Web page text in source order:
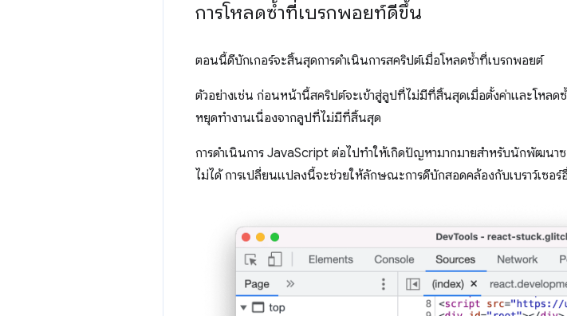
การโหลดซ้ำที่เบรกพอยท์ดีขึ้น
ตอนนี้ดีบักเกอร์จะสิ้นสุดการดำเนินการสคริปต์เมื่อโหลดซ้ำที่เบรกพอยต์
ตัวอย่างเช่น ก่อนหน้านี้สคริปต์จะเข้าสู่ลูปที่ไม่มีที่สิ้นสุดเมื่อตั้งค่าและโหลด
หยุดทำงานเนื่องจากลูปที่ไม่มีที่สิ้นสุด
การดำเนินการ JavaScript ต่อไปทำให้เกิดปัญหามากมายสำหรับนักพัฒน
ไม่ได้ การเปลี่ยนแปลงนี้จะช่วยให้ลักษณะการดีบักสอดคล้องกับเบราว์เซอ